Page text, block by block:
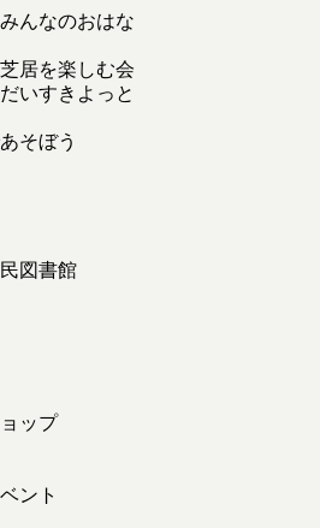
んなのおはな
居を楽しむ会
いすきよっと
そぼう
図書館
ップ
ント